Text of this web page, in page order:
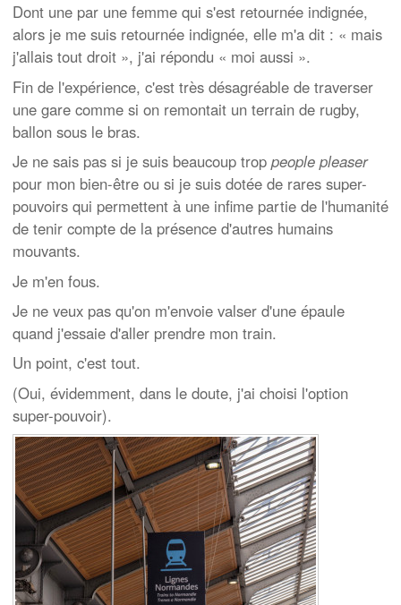
Dont une par une femme qui s'est retournée indignée,
alors je me suis retournée indignée, elle m'a dit : « mais
j'allais tout droit », j'ai répondu « moi aussi ».
Fin de l'expérience, c'est très désagréable de traverser
une gare comme si on remontait un terrain de rugby,
ballon sous le bras.
Je ne sais pas si je suis beaucoup trop people pleaser
pour mon bien-être ou si je suis dotée de rares super-
pouvoirs qui permettent à une infime partie de l'humanité
de tenir compte de la présence d'autres humains
mouvants.
Je m'en fous.
Je ne veux pas qu'on m'envoie valser d'une épaule
quand j'essaie d'aller prendre mon train.
Un point, c'est tout.
(Oui, évidemment, dans le doute, j'ai choisi l'option
super-pouvoir).